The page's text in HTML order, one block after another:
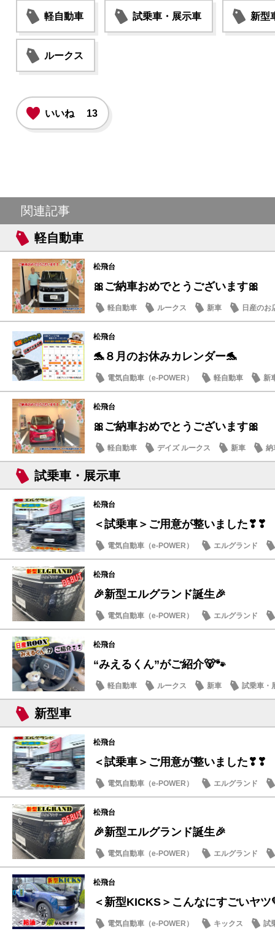
軽自動車 試乗車・展示車 新型
ルークス
いいね 13
関連記事
軽自動車
松飛台
🎀ご納車おめでとうございます🎀
軽自動車 ルークス 新車 日産のお
松飛台
🐬８月のお休みカレンダー🐬
電気自動車（e-POWER） 軽自動車
新
日産のお店
松飛台
🎀ご納車おめでとうございます🎀
軽自動車 デイズ ルークス 新車 納
試乗車・展示車
松飛台
＜試乗車＞ご用意が整いました❣❣
電気自動車（e-POWER）
エルグランド
日産のお店
松飛台
🎉新型エルグランド誕生🎉
電気自動車（e-POWER）
エルグランド
日産のお店
松飛台
“みえるくん”がご紹介🐻🐾
軽自動車 ルークス 新車 試乗車・
新型車
松飛台
＜試乗車＞ご用意が整いました❣❣
電気自動車（e-POWER）
エルグランド
日産のお店
松飛台
🎉新型エルグランド誕生🎉
電気自動車（e-POWER）
エルグランド
日産のお店
松飛台
＜新型KICKS＞こんなにすごいヤツ
電気自動車（e-POWER） キックス
試